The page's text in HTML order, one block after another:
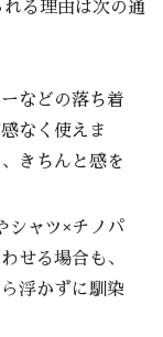
ブランド比
ド
る理由は次の通
などの落ち着
なく使えま
きちんと感を
シャツ×チノパ
せる場合も、
浮かずに馴染